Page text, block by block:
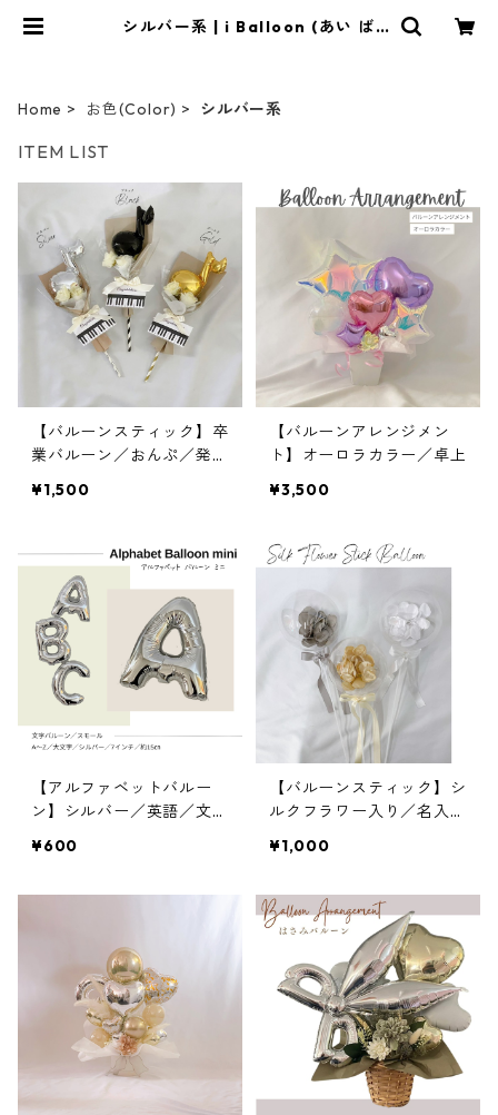
シルバー系 | i Balloon (あい ば
Home お色(Color) シルバー系
ITEM LIST
【バルーンスティック】卒
業バルーン／おんぷ／発表
楽
¥1,500
【バルーンアレンジメン
ト】オーロラカラー／卓上
¥3,500
【アルファベットバルー
ン】シルバー／英語／文字
約15cm
¥600
【バルーンスティック】シ
ルクフラワー入り／名入れ
¥1,000